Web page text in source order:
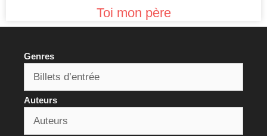
Toi mon père
Genres
Auteurs